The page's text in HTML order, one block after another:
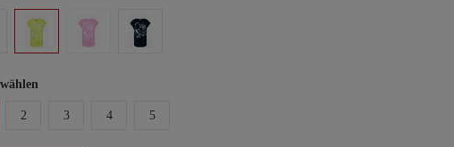
2 3 4 5